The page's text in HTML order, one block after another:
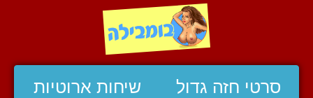
סרטי חזה גדול שיחות ארוטיות